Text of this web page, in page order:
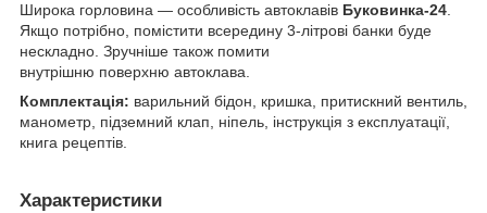
Широка горловина — особливість автоклавів Буковинка-24.
Якщо потрібно, помістити всередину 3-літрові банки буде
нескладно. Зручніше також помити
внутрішню поверхню автоклава.
Комплектація: варильний бідон, кришка, притискний вентиль,
манометр, підземний клап, ніпель, інструкція з експлуатації,
книга рецептів.
Характеристики